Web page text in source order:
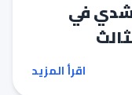
في
اقرأ المزيد